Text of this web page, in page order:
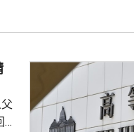
騙，報案求助。